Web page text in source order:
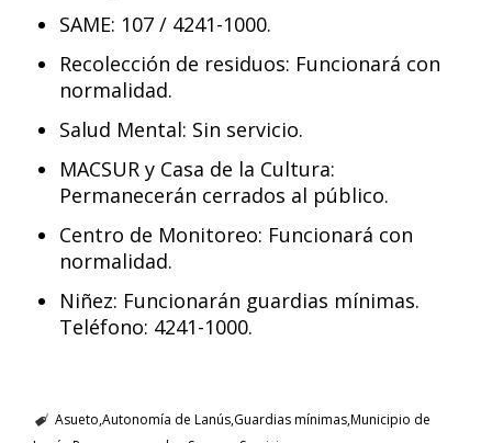
SAME: 107 / 4241-1000.
Recolección de residuos: Funcionará con
normalidad.
Salud Mental: Sin servicio.
MACSUR y Casa de la Cultura:
Permanecerán cerrados al público.
Centro de Monitoreo: Funcionará con
normalidad.
Niñez: Funcionarán guardias mínimas.
Teléfono: 4241-1000.
Asueto Autonomía de LanúsGuardias mínimasMunicipio de